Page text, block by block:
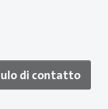
di contatto